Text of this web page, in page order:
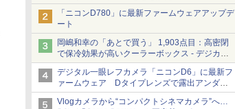
「ニコンD780」に最新ファームウェアアップデ
ート
岡嶋和幸の「あとで買う」 1,903点目：高密閉
で保冷効果が高いクーラーボックス - デジカメ
Watch
デジタル一眼レフカメラ「ニコンD6」に最新フ
ァームウェア Dタイプレンズで露出アンダー
になる現象の修正など
Vlogカメラから“コンパクトシネマカメラ”へ…